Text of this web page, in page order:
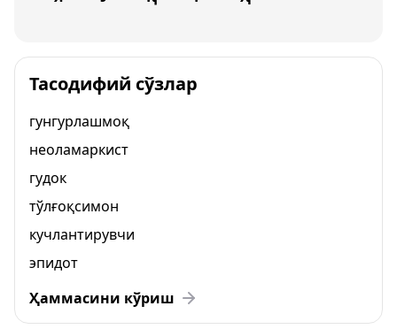
Тасодифий сўзлар
гунгурлашмоқ
неоламаркист
гудок
тўлғоқсимон
кучлантирувчи
эпидот
Ҳаммасини кўриш